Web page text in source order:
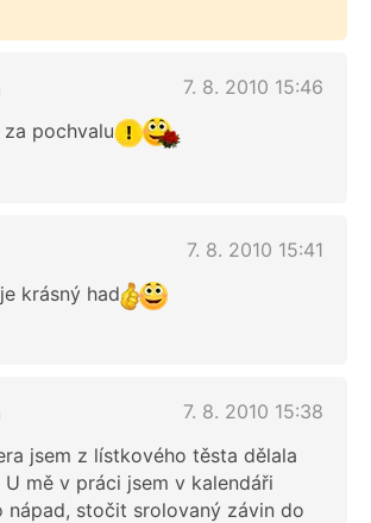
7. 8. 2010 15:46
pochvalu
7. 8. 2010 15:41
krásný had
7. 8. 2010 15:38
jsem z lístkového těsta dělala
U mě v práci jsem v kalendáři
nápad, stočit srolovaný závin do